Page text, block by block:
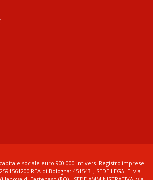
capitale sociale euro 900.000 int.vers. Registro imprese
REA di Bologna: 451543 ; SEDE LEGALE: via